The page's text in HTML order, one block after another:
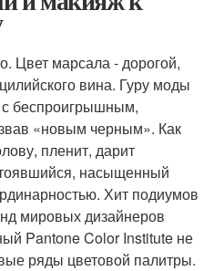
Цвет марсала - дорогой,
вина. Гуру моды
с беспроигрышным,
«новым черным». Как
пленит, дарит
насыщенный
Хит подиумов
мировых дизайнеров
Pantone Color Institute не
ряды цветовой палитры.